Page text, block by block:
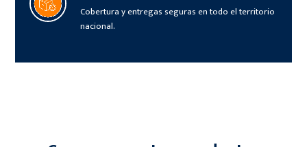
Cobertura y entregas seguras en todo el territorio
nacional.